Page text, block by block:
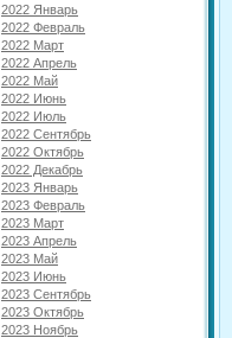
2022 Январь
2022 Февраль
2022 Март
2022 Апрель
2022 Май
2022 Июнь
2022 Июль
2022 Сентябрь
2022 Октябрь
2022 Декабрь
2023 Январь
2023 Февраль
2023 Март
2023 Апрель
2023 Май
2023 Июнь
2023 Сентябрь
2023 Октябрь
2023 Ноябрь